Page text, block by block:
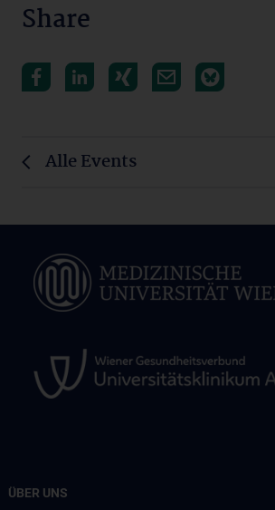
Share
Alle Events
ÜBER UNS